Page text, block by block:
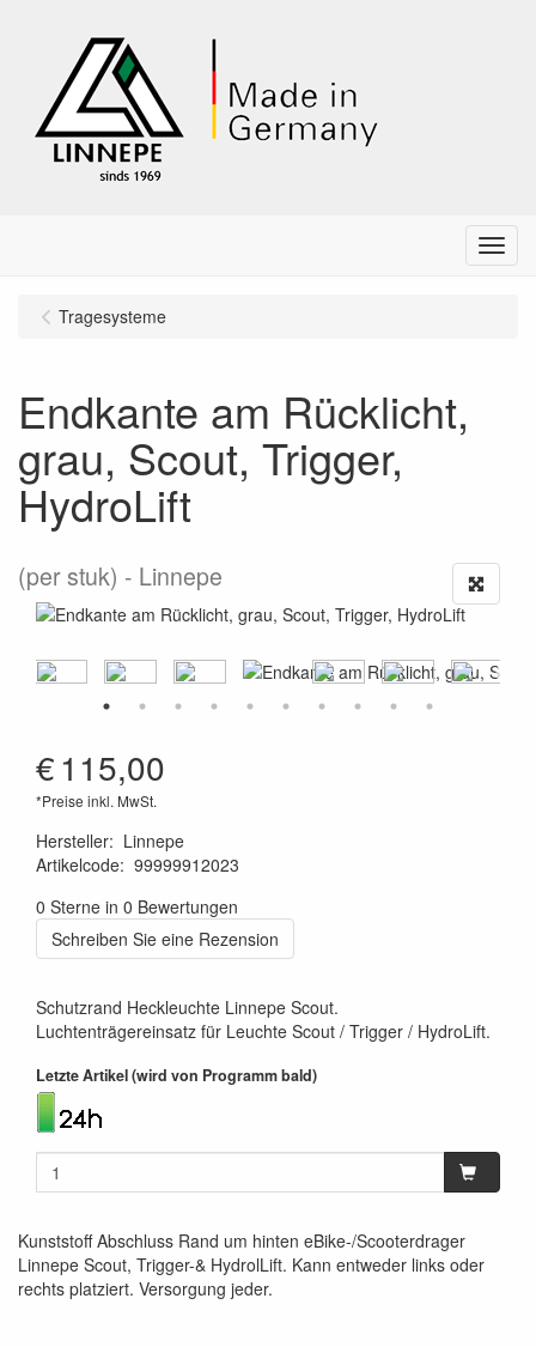
Menu
Tragesysteme
Endkante am Rücklicht,
grau, Scout, Trigger,
HydroLift
(per stuk) Linnepe
€115,00
*Preise inkl. MwSt.
Hersteller: Linnepe
Artikelcode: 99999912023
0 Sterne in 0 Bewertungen
Schreiben Sie eine Rezension
Schutzrand Heckleuchte Linnepe Scout.
Luchtenträgereinsatz für Leuchte Scout / Trigger / HydroLift.
Letzte Artikel (wird von Programm bald)
Kunststoff Abschluss Rand um hinten eBike-/Scooterdrager
Linnepe Scout, Trigger-& HydrolLift. Kann entweder links oder
rechts platziert. Versorgung jeder.